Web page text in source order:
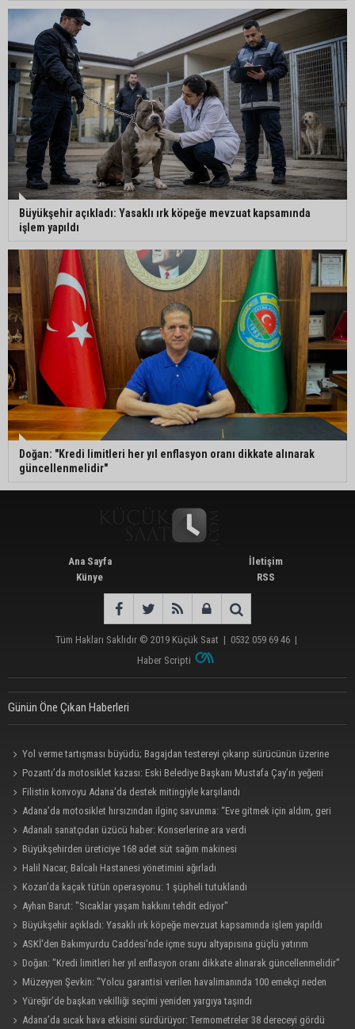
Büyükşehir açıkladı: Yasaklı ırk köpeğe mevzuat kapsamında
işlem yapıldı
Doğan: "Kredi limitleri her yıl enflasyon oranı dikkate alınarak
güncellenmelidir"
Ana Sayfa
Künye
İletişim
RSS
Tüm Hakları Saklıdır © 2019 Küçük Saat | 0532 059 69 46 |
Haber Scripti
Günün Öne Çıkan Haberleri
Yol verme tartışması büyüdü; Bagajdan testereyi çıkarıp sürücünün üzerine
yürüdü
Pozantı’da motosiklet kazası: Eski Belediye Başkanı Mustafa Çay’ın yeğeni
hayatını kaybetti
Filistin konvoyu Adana'da destek mitingiyle karşılandı
Adana’da motosiklet hırsızından ilginç savunma: “Eve gitmek için aldım, geri
verecektim”
Adanalı sanatçıdan üzücü haber: Konserlerine ara verdi
Büyükşehirden üreticiye 168 adet süt sağım makinesi
Halil Nacar, Balcalı Hastanesi yönetimini ağırladı
Kozan’da kaçak tütün operasyonu: 1 şüpheli tutuklandı
Ayhan Barut: "Sıcaklar yaşam hakkını tehdit ediyor"
Büyükşehir açıkladı: Yasaklı ırk köpeğe mevzuat kapsamında işlem yapıldı
ASKİ'den Bakımyurdu Caddesi'nde içme suyu altyapısına güçlü yatırım
Doğan: "Kredi limitleri her yıl enflasyon oranı dikkate alınarak güncellenmelidir"
Müzeyyen Şevkin: "Yolcu garantisi verilen havalimanında 100 emekçi neden
işten çıkarılıyor?"
Yüreğir’de başkan vekilliği seçimi yeniden yargıya taşındı
Adana’da sıcak hava etkisini sürdürüyor: Termometreler 38 dereceyi gördü